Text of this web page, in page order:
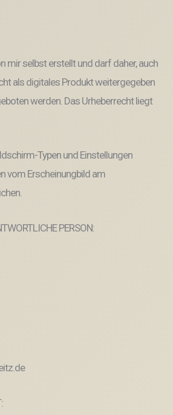
mir selbst erstellt und darf daher, auch
als digitales Produkt weitergegeben
werden. Das Urheberrecht liegt
Typen und Einstellungen
vom Erscheinungbild am
PERSON: